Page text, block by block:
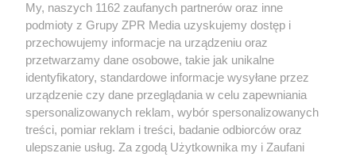
Żaden utwór zamieszczony w serwisie nie może być powielany i
rozpowszechniany lub dalej rozpowszechniany w jakikolwiek sposób (w
tym także elektroniczny lub mechaniczny) na jakimkolwiek polu
eksploatacji w jakiejkolwiek formie, włącznie z umieszczaniem w Internecie
bez pisemnej zgody właściciela praw. Jakiekolwiek użycie lub
wykorzystanie utworów w całości lub w części z naruszeniem prawa, tzn.
bez właściwej zgody, jest zabronione pod groźbą kary i może być ścigane
prawnie.
My, naszych 1162 zaufanych partnerów oraz inne
podmioty z Grupy ZPR Media uzyskujemy dostęp i
przechowujemy informacje na urządzeniu oraz
przetwarzamy dane osobowe, takie jak unikalne
identyfikatory, standardowe informacje wysyłane przez
urządzenie czy dane przeglądania w celu zapewniania
spersonalizowanych reklam, wybór spersonalizowanych
treści, pomiar reklam i treści, badanie odbiorców oraz
ulepszanie usług. Za zgodą Użytkownika my i Zaufani